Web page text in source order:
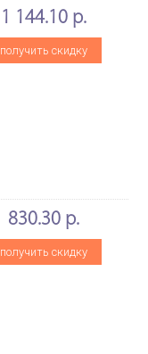
1 144.10 р.
получить скидку
830.30 р.
получить скидку